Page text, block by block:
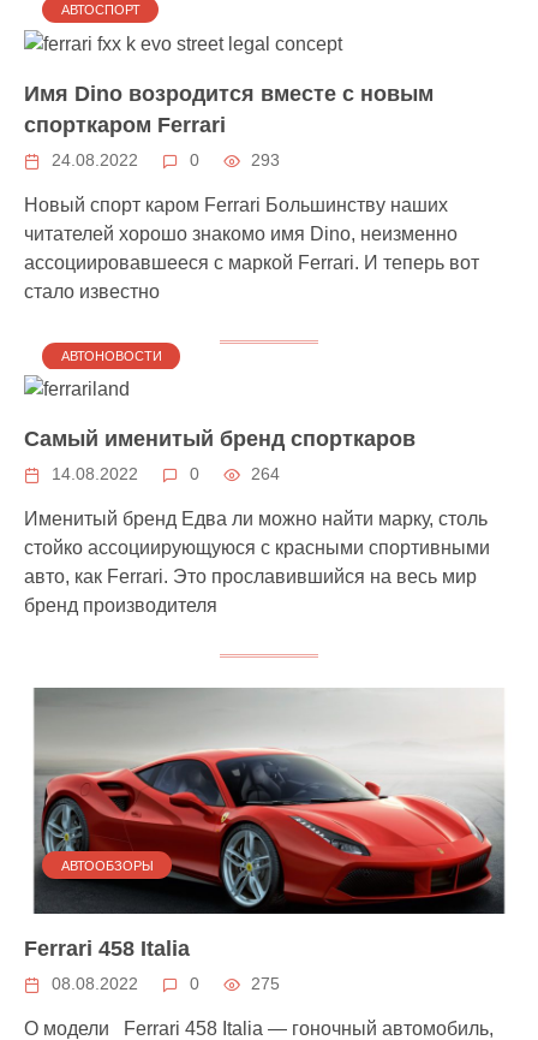
АВТОСПОРТ
Имя Dino возродится вместе с новым
спорткаром Ferrari
24.08.2022 0 293
Новый спорт каром Ferrari Большинству наших
читателей хорошо знакомо имя Dino, неизменно
ассоциировавшееся с маркой Ferrari. И теперь вот
стало известно
АВТОНОВОСТИ
Самый именитый бренд спорткаров
14.08.2022 0 264
Именитый бренд Едва ли можно найти марку, столь
стойко ассоциирующуюся с красными спортивными
авто, как Ferrari. Это прославившийся на весь мир
бренд производителя
АВТООБЗОРЫ
Ferrari 458 Italia
08.08.2022 0 275
О модели Ferrari 458 Italia — гоночный автомобиль,